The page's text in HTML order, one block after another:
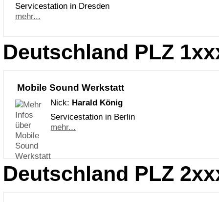
Servicestation in Dresden
mehr...
Deutschland PLZ
Mobile Sound Werkstatt
Nick: Harald König
Servicestation in Berlin
mehr...
Deutschland PLZ